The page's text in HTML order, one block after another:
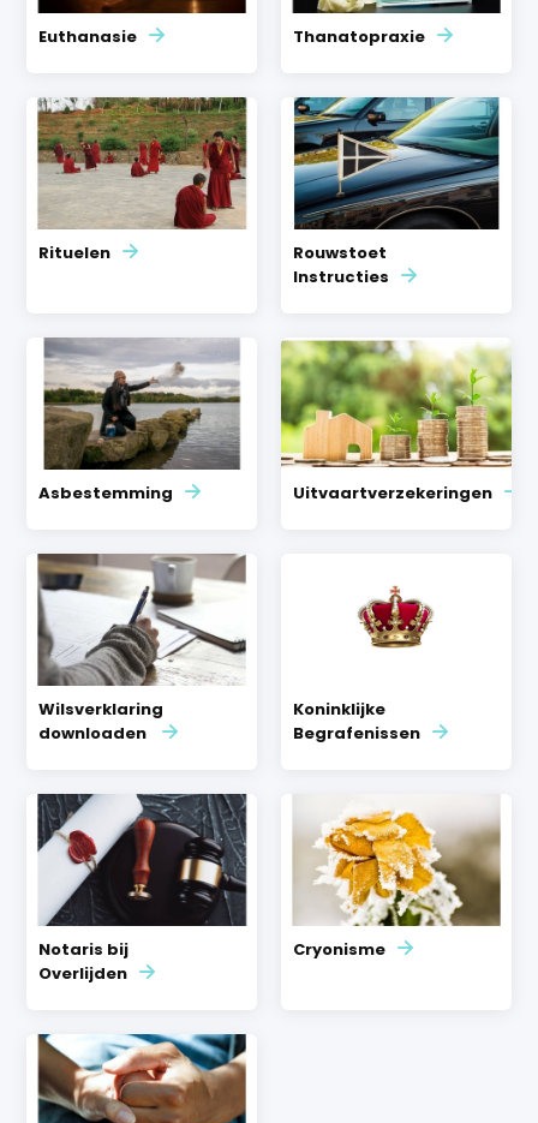
Euthanasie Thanatopraxie
Rituelen
Rouwstoet
Instructies
Asbestemming Uitvaartverzekeringen
Wilsverklaring
downloaden
Koninklijke
Begrafenissen
Notaris bij
Overlijden
Cryonisme